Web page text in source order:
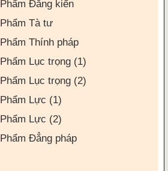
Phẩm Đẳng kiến
Phẩm Tà tư
Phẩm Thính pháp
Phẩm Lục trọng (1)
Phẩm Lục trọng (2)
Phẩm Lực (1)
Phẩm Lực (2)
Phẩm Đẳng pháp